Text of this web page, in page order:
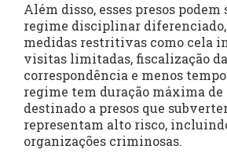
Além disso, esses presos
regime disciplinar diferenciado,
medidas restritivas como cela
visitas limitadas, fiscalização da
correspondência e menos
regime tem duração máxima de
destinado a presos que
representam alto risco,
organizações criminosas.